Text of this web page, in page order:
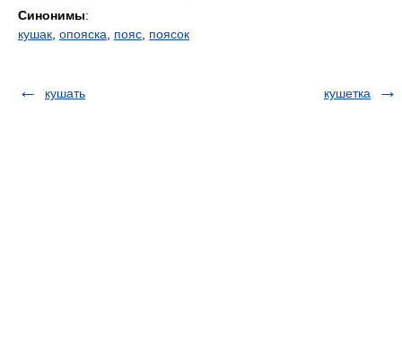
Синонимы:
кушак опояска пояс поясок
кушать кушетка